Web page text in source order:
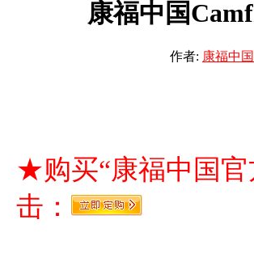
康福中国
作者: 康福中
★购买“康福中国官
击：